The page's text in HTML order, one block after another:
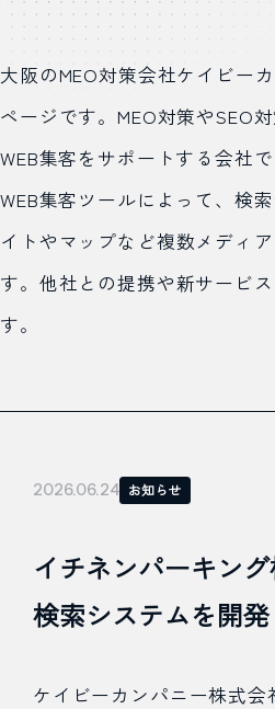
大阪のMEO対策会社ケイビー
ページです。MEO対策やSEO
WEB集客をサポートする会社
WEB集客ツールによって、検
イトやマップなど複数メディ
す。他社との提携や新サービ
す。
2026.06.24 お知らせ
イチネンパーキン
検索システムを開
ケイビーカンパニー株式会